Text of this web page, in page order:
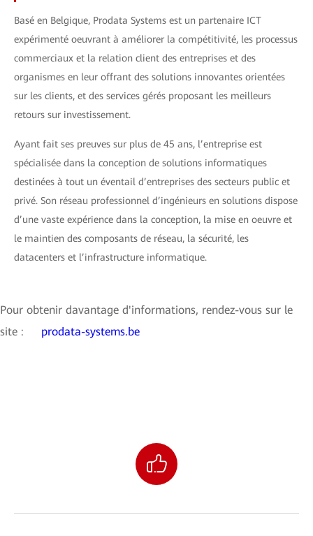
Basé en Belgique, Prodata Systems est un partenaire ICT
expérimenté oeuvrant à améliorer la compétitivité, les processus
commerciaux et la relation client des entreprises et des
organismes en leur offrant des solutions innovantes orientées
sur les clients, et des services gérés proposant les meilleurs
retours sur investissement.
Ayant fait ses preuves sur plus de 45 ans, l’entreprise est
spécialisée dans la conception de solutions informatiques
destinées à tout un éventail d’entreprises des secteurs public et
privé. Son réseau professionnel d’ingénieurs en solutions dispose
d’une vaste expérience dans la conception, la mise en oeuvre et
le maintien des composants de réseau, la sécurité, les
datacenters et l’infrastructure informatique.
Pour obtenir davantage d'informations, rendez-vous sur le
site :
prodata-systems.be